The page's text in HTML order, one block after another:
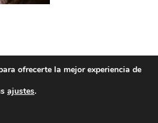
ofrecerte la mejor experiencia de
ajustes.